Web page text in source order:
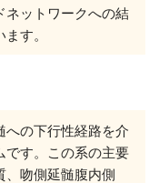
ネットワークへの結
す。
の下行性経路を介
です。この系の主要
、吻側延髄腹内側